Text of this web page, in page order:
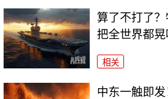
算了不打了？
把全世界都晃
相关
中东一触即